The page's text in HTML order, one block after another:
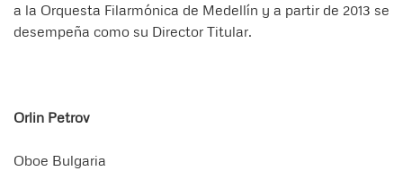
a la Orquesta Filarmónica de Medellín y a partir de 2013 se
desempeña como su Director Titular.
Orlin Petrov
Oboe Bulgaria